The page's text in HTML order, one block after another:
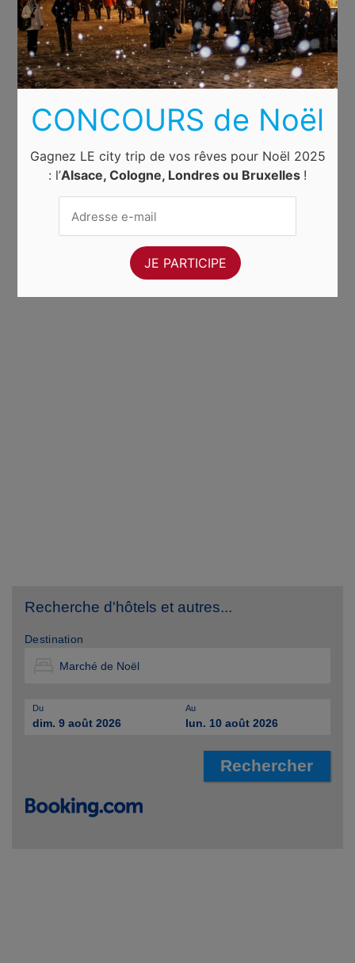
Recherche d'hôtels et autres...
Destination
Du
dim. 9 août 2026
Au
lun. 10 août 2026
CONCOURS de Noël
Gagnez LE city trip de vos rêves pour Noël 2025
: l’Alsace, Cologne, Londres ou Bruxelles !